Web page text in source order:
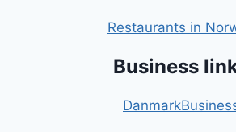
Restaurants in
Business